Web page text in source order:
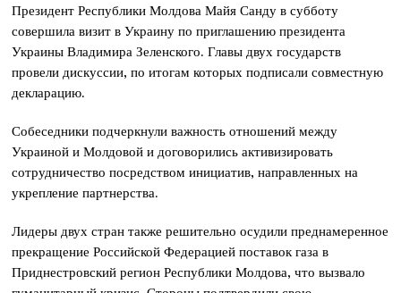
Президент Республики Молдова Майя Санду в субботу
совершила визит в Украину по приглашению президента
Украины Владимира Зеленского. Главы двух государств
провели дискуссии, по итогам которых подписали совместную
декларацию.
Собеседники подчеркнули важность отношений между
Украиной и Молдовой и договорились активизировать
сотрудничество посредством инициатив, направленных на
укрепление партнерства.
Лидеры двух стран также решительно осудили преднамеренное
прекращение Российской Федерацией поставок газа в
Приднестровский регион Республики Молдова, что вызвало